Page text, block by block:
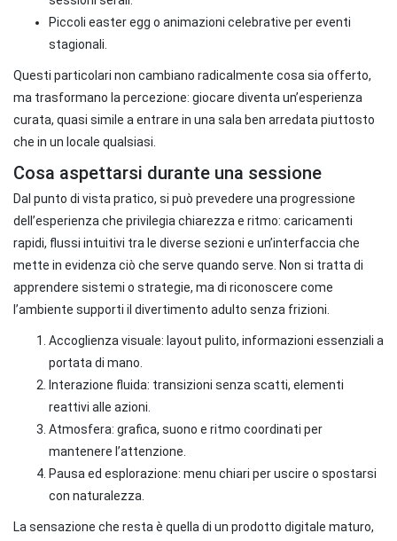
Piccoli easter egg o animazioni celebrative per eventi
stagionali.
Questi particolari non cambiano radicalmente cosa sia offerto,
ma trasformano la percezione: giocare diventa un’esperienza
curata, quasi simile a entrare in una sala ben arredata piuttosto
che in un locale qualsiasi.
Cosa aspettarsi durante una sessione
Dal punto di vista pratico, si può prevedere una progressione
dell’esperienza che privilegia chiarezza e ritmo: caricamenti
rapidi, flussi intuitivi tra le diverse sezioni e un’interfaccia che
mette in evidenza ciò che serve quando serve. Non si tratta di
apprendere sistemi o strategie, ma di riconoscere come
l’ambiente supporti il divertimento adulto senza frizioni.
Accoglienza visuale: layout pulito, informazioni essenziali a
portata di mano.
Interazione fluida: transizioni senza scatti, elementi
reattivi alle azioni.
Atmosfera: grafica, suono e ritmo coordinati per
mantenere l’attenzione.
Pausa ed esplorazione: menu chiari per uscire o spostarsi
con naturalezza.
La sensazione che resta è quella di un prodotto digitale maturo,